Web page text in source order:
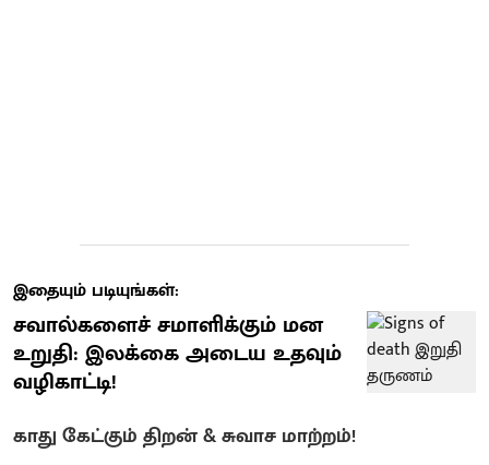
இதையும் படியுங்கள்:
சவால்களைச் சமாளிக்கும் மன
உறுதி: இலக்கை அடைய உதவும்
வழிகாட்டி!
காது கேட்கும் திறன் & சுவாச மாற்றம்!